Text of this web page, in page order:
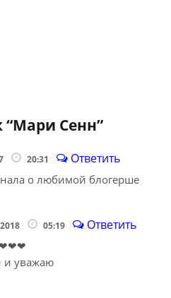
“Мари Сенн”
20:31 Ответить
о любимой блогерше
05:19 Ответить
и уважаю